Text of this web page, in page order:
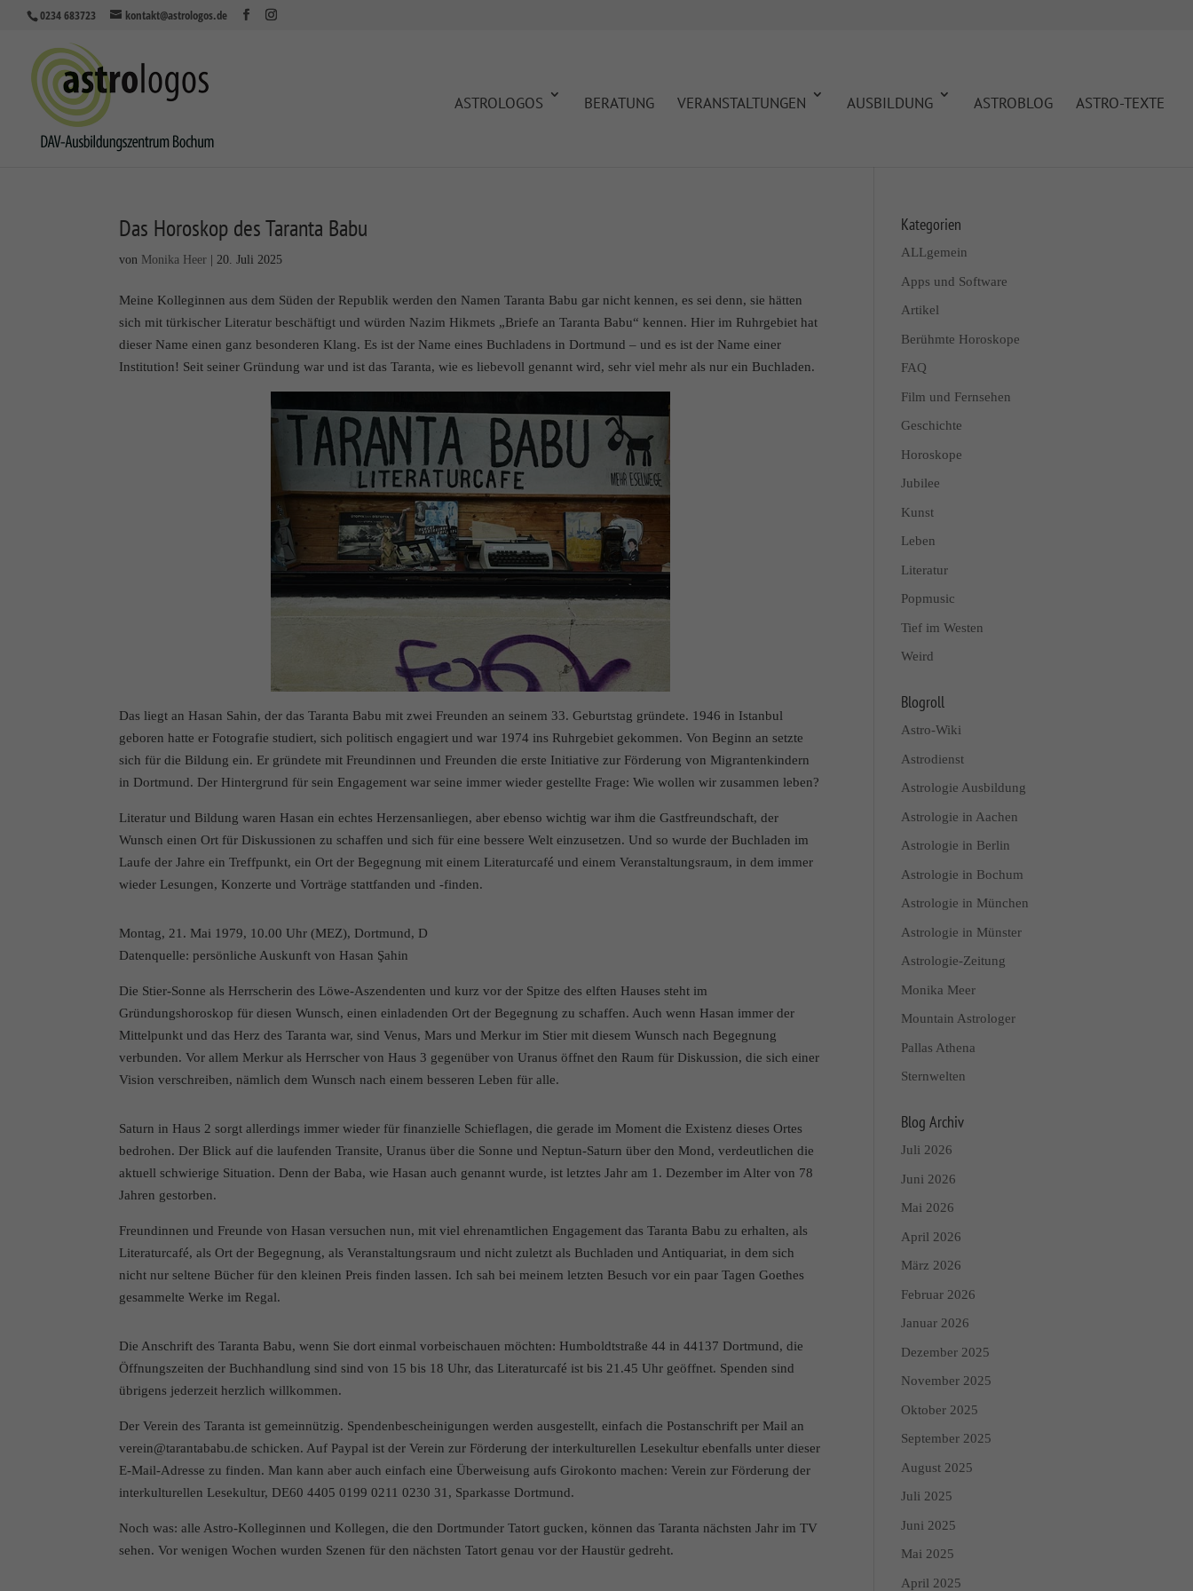
0234 683723 kontakt@astrologos.de
ASTROLOGOS BERATUNG VERANSTALTUNGEN AUSBILDUNG ASTROBLOG ASTRO-TEXTE
Das Horoskop des Taranta Babu
von Monika Heer |20. Juli 2025
Meine Kolleginnen aus dem Süden der Republik werden den Namen Taranta Babu gar nicht kennen, es sei denn, sie hätten
sich mit türkischer Literatur beschäftigt und würden Nazim Hikmets „Briefe an Taranta Babu“ kennen. Hier im Ruhrgebiet hat
dieser Name einen ganz besonderen Klang. Es ist der Name eines Buchladens in Dortmund – und es ist der Name einer
Institution! Seit seiner Gründung war und ist das Taranta, wie es liebevoll genannt wird, sehr viel mehr als nur ein Buchladen.
Das liegt an Hasan Sahin, der das Taranta Babu mit zwei Freunden an seinem 33. Geburtstag gründete. 1946 in Istanbul
geboren hatte er Fotografie studiert, sich politisch engagiert und war 1974 ins Ruhrgebiet gekommen. Von Beginn an setzte
sich für die Bildung ein. Er gründete mit Freundinnen und Freunden die erste Initiative zur Förderung von Migrantenkindern
in Dortmund. Der Hintergrund für sein Engagement war seine immer wieder gestellte Frage: Wie wollen wir zusammen leben?
Literatur und Bildung waren Hasan ein echtes Herzensanliegen, aber ebenso wichtig war ihm die Gastfreundschaft, der
Wunsch einen Ort für Diskussionen zu schaffen und sich für eine bessere Welt einzusetzen. Und so wurde der Buchladen im
Laufe der Jahre ein Treffpunkt, ein Ort der Begegnung mit einem Literaturcafé und einem Veranstaltungsraum, in dem immer
wieder Lesungen, Konzerte und Vorträge stattfanden und -finden.
Montag, 21. Mai 1979, 10.00 Uhr (MEZ), Dortmund, D
Datenquelle: persönliche Auskunft von Hasan Şahin
Die Stier-Sonne als Herrscherin des Löwe-Aszendenten und kurz vor der Spitze des elften Hauses steht im
Gründungshoroskop für diesen Wunsch, einen einladenden Ort der Begegnung zu schaffen. Auch wenn Hasan immer der
Mittelpunkt und das Herz des Taranta war, sind Venus, Mars und Merkur im Stier mit diesem Wunsch nach Begegnung
verbunden. Vor allem Merkur als Herrscher von Haus 3 gegenüber von Uranus öffnet den Raum für Diskussion, die sich einer
Vision verschreiben, nämlich dem Wunsch nach einem besseren Leben für alle.
Saturn in Haus 2 sorgt allerdings immer wieder für finanzielle Schieflagen, die gerade im Moment die Existenz dieses Ortes
bedrohen. Der Blick auf die laufenden Transite, Uranus über die Sonne und Neptun-Saturn über den Mond, verdeutlichen die
aktuell schwierige Situation. Denn der Baba, wie Hasan auch genannt wurde, ist letztes Jahr am 1. Dezember im Alter von 78
Jahren gestorben.
Freundinnen und Freunde von Hasan versuchen nun, mit viel ehrenamtlichen Engagement das Taranta Babu zu erhalten, als
Literaturcafé, als Ort der Begegnung, als Veranstaltungsraum und nicht zuletzt als Buchladen und Antiquariat, in dem sich
nicht nur seltene Bücher für den kleinen Preis finden lassen. Ich sah bei meinem letzten Besuch vor ein paar Tagen Goethes
gesammelte Werke im Regal.
Die Anschrift des Taranta Babu, wenn Sie dort einmal vorbeischauen möchten: Humboldtstraße 44 in 44137 Dortmund, die
Öffnungszeiten der Buchhandlung sind sind von 15 bis 18 Uhr, das Literaturcafé ist bis 21.45 Uhr geöffnet. Spenden sind
übrigens jederzeit herzlich willkommen.
Der Verein des Taranta ist gemeinnützig. Spendenbescheinigungen werden ausgestellt, einfach die Postanschrift per Mail an
verein@tarantababu.de schicken. Auf Paypal ist der Verein zur Förderung der interkulturellen Lesekultur ebenfalls unter dieser
E-Mail-Adresse zu finden. Man kann aber auch einfach eine Überweisung aufs Girokonto machen: Verein zur Förderung der
interkulturellen Lesekultur, DE60 4405 0199 0211 0230 31, Sparkasse Dortmund.
Noch was: alle Astro-Kolleginnen und Kollegen, die den Dortmunder Tatort gucken, können das Taranta nächsten Jahr im TV
sehen. Vor wenigen Wochen wurden Szenen für den nächsten Tatort genau vor der Haustür gedreht.
Kategorien
ALLgemein
Apps und Software
Artikel
Berühmte Horoskope
FAQ
Film und Fernsehen
Geschichte
Horoskope
Jubilee
Kunst
Leben
Literatur
Popmusic
Tief im Westen
Weird
Blogroll
Astro-Wiki
Astrodienst
Astrologie Ausbildung
Astrologie in Aachen
Astrologie in Berlin
Astrologie in Bochum
Astrologie in München
Astrologie in Münster
Astrologie-Zeitung
Monika Meer
Mountain Astrologer
Pallas Athena
Sternwelten
Blog Archiv
Juli 2026
Juni 2026
Mai 2026
April 2026
März 2026
Februar 2026
Januar 2026
Dezember 2025
November 2025
Oktober 2025
September 2025
August 2025
Juli 2025
Juni 2025
Mai 2025
April 2025